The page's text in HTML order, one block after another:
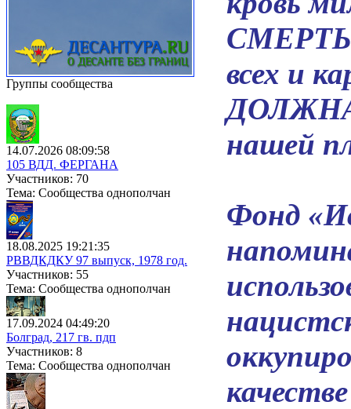
Группы сообщества
14.07.2026 08:09:58
105 ВДД. ФЕРГАНА
Участников: 70
Тема: Сообщества однополчан
18.08.2025 19:21:35
РВВДКДКУ 97 выпуск, 1978 год.
Участников: 55
Тема: Сообщества однополчан
17.09.2024 04:49:20
Болград, 217 гв. пдп
Участников: 8
Тема: Сообщества однополчан
СМЕРТЬ
всех и
нашей
Фонд